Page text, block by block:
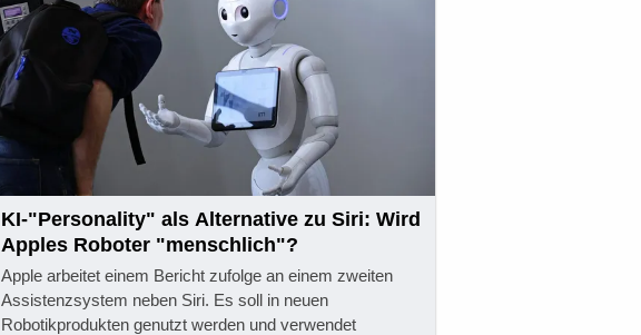
KI-"Personality" als Alternative zu Siri: Wird
Apples Roboter "menschlich"?
Apple arbeitet einem Bericht zufolge an einem zweiten
Assistenzsystem neben Siri. Es soll in neuen
Robotikprodukten genutzt werden und verwendet